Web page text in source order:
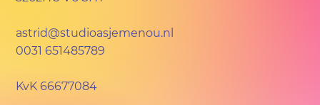
astrid@studioasjemenou.nl
0031 651485789
KvK66677084